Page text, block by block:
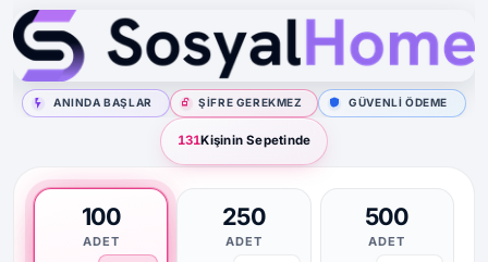
ANINDA BAŞLAR ŞIFRE GEREKMEZ GÜVENLI ÖDEME
131Kişinin Sepetinde
100
ADET
250
ADET
500
ADET